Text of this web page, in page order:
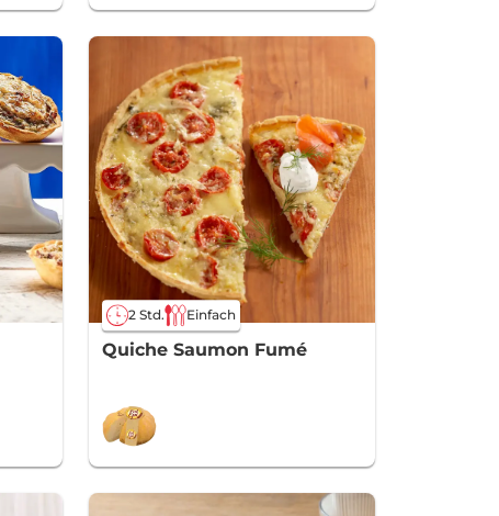
2 Std. Einfach
Quiche Saumon Fumé